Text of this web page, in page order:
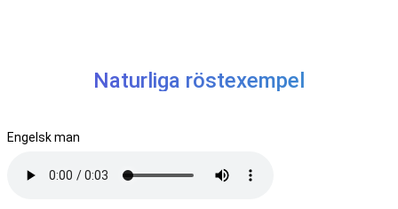
Naturliga röstexempel
Engelsk man